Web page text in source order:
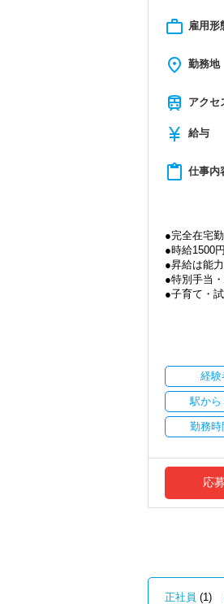
・会計・税
・専門家が
＜学びを後
・書籍購
・隔月で税
・資格取得
＜募集の背
・組織力強
・将来の中
A. 幅広い業
Q. 実際に働
A. さまざま
Q. 職場の
・キャリア
・主体的に
・顧客対
・資産税な
・将来的に
＜まずはカ
・事前に気
・仕事内容
・ざっくば
work_outline 雇用形
place 勤務地
train アクセ
currency_yen 給与
content_paste 仕事内
●完全在宅
●時給1500
●昇給は能
●特別手当
●子育て・
現代では電
しています
職員一人ひ
にはありま
新しいチャ
個人事務所
職員同士
パソコン作
す。
【具体的な
経験
駅から
勤務時
応
正社員 (1)